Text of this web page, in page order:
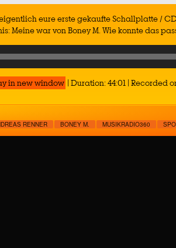
eure erste gekaufte Schallplatte /
Meine war von Boney M. Wie konnte das
in new window | Duration: 44:01 | Recorded
RENNER BONEY M. MUSIKRADIO360